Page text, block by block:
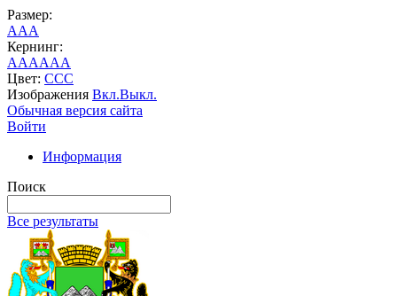
Размер:
AAA
Кернинг:
AAAAAA
Цвет: CCC
Изображения Вкл.Выкл.
Обычная версия сайта
Войти
Информация
Поиск
Все результаты